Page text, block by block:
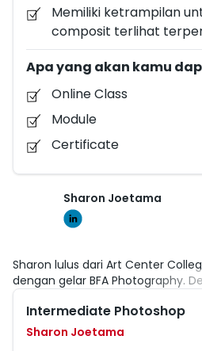
laptop atau Smartphone.
ini adalah tingkat pemula/
ke tingkat menengah.
Memiliki ketrampilan
composit terlihat
Apa yang akan kamu
Online Class
Module
Certificate
Sharon Joetama
Sharon lulus dari Art Center
dengan gelar BFA Photography.
tersebut ia berpengalaman
pekerjaannya di perusahaan WET
air mancur ternama, seperti The
Intermediate Photoshop
Sharon Joetama